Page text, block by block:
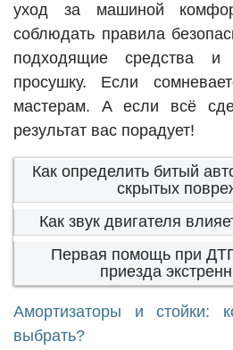
уход за машиной
соблюдать правила
подходящие средства
просушку. Если
мастерам. А если всё
результат вас порадует!
Как определить битый
скрытых
Как звук двигателя
Первая помощь при
приезда
Амортизаторы и стойки:
выбрать?